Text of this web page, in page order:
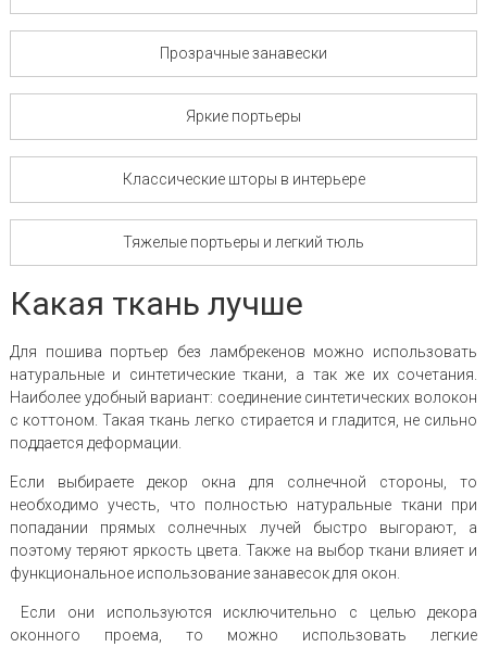
Прозрачные занавески
Яркие портьеры
Классические шторы в интерьере
Тяжелые портьеры и легкий тюль
Какая ткань лучше
Для пошива портьер без ламбрекенов можно использовать
натуральные и синтетические ткани, а так же их сочетания.
Наиболее удобный вариант: соединение синтетических волокон
с коттоном. Такая ткань легко стирается и гладится, не сильно
поддается деформации.
Если выбираете декор окна для солнечной стороны, то
необходимо учесть, что полностью натуральные ткани при
попадании прямых солнечных лучей быстро выгорают, а
поэтому теряют яркость цвета. Также на выбор ткани влияет и
функциональное использование занавесок для окон.
Если они используются исключительно с целью декора
оконного проема, то можно использовать легкие